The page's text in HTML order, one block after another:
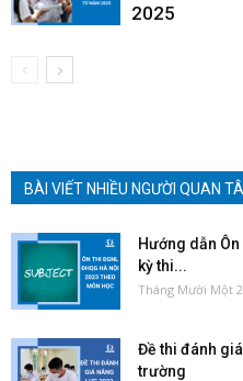
2025
BÀI VIẾT NHIỀU NGƯỜI QUAN
Hướng dẫn
kỳ thi...
Tháng Mười Một
Đề thi đánh
trường